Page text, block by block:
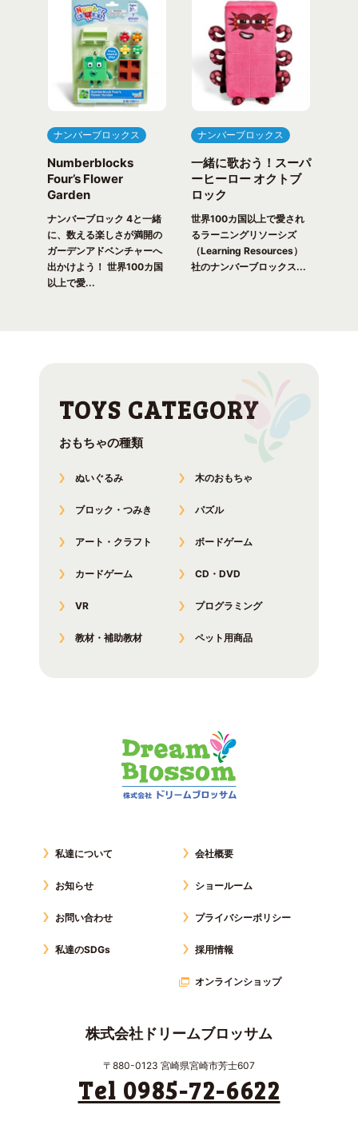
ナンバーブロックス
Numberblocks
Four’s Flower
Garden
ナンバーブロック 4と一緒
に、数える楽しさが満開の
ガーデンアドベンチャーへ
出かけよう！ 世界100カ国
以上で愛...
ナンバーブロックス
一緒に歌おう！スーパ
ーヒーロー オクトブ
ロック
世界100カ国以上で愛され
るラーニングリソーシズ
（Learning Resources）
社のナンバーブロックス...
おもちゃの種類
ぬいぐるみ 木のおもちゃ
ブロック・つみき パズル
アート・クラフト ボードゲーム
カードゲーム CD・DVD
VR プログラミング
教材・補助教材 ペット用商品
私達について
お知らせ
お問い合わせ
私達のSDGs
会社概要
ショールーム
プライバシーポリシー
採用情報
オンラインショップ
株式会社ドリームブロッサム
〒880-0123 宮崎県宮崎市芳士607
Tel 0985-72-6622